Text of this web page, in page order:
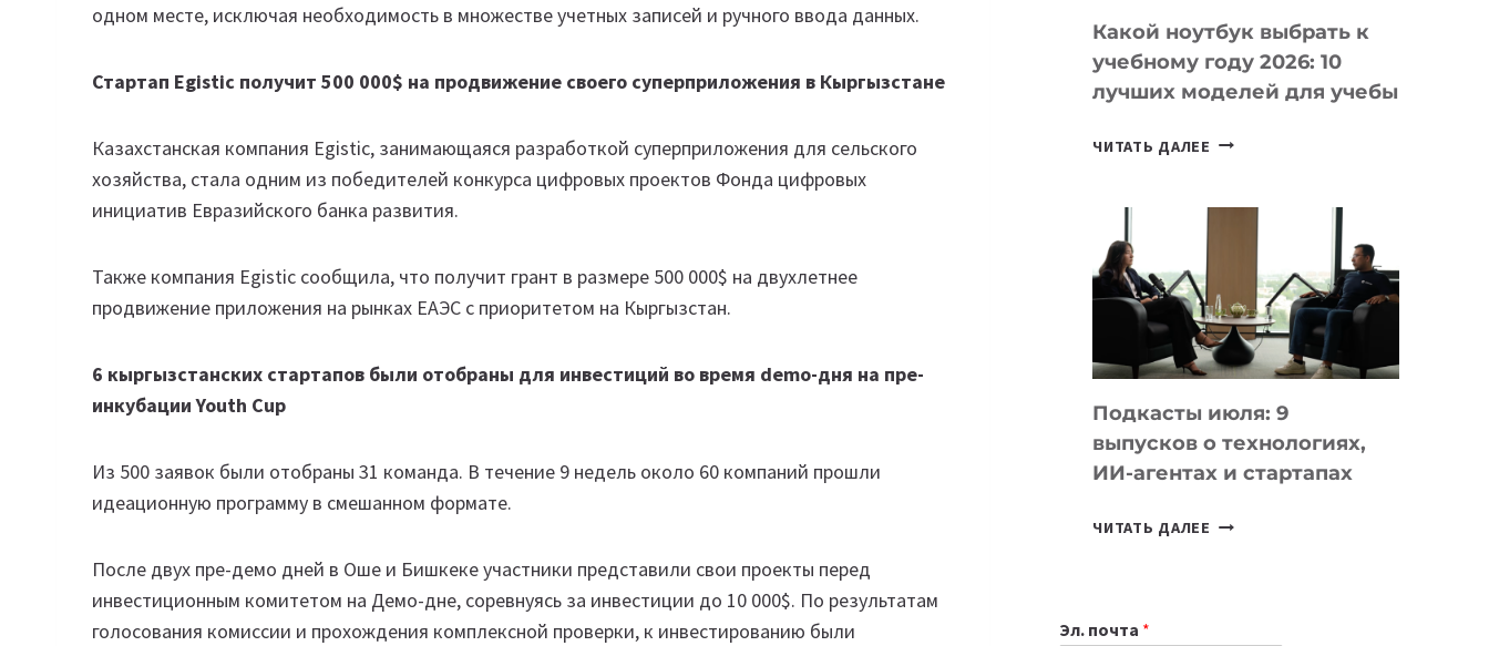
одном месте, исключая необходимость в множестве учетных записей и ручного ввода данных.
Стартап Egistic получит 500 000$ на продвижение своего суперприложения в Кыргызстане
Казахстанская компания Egistic, занимающаяся разработкой суперприложения для сельского
хозяйства, стала одним из победителей конкурса цифровых проектов Фонда цифровых
инициатив Евразийского банка развития.
Также компания Egistic сообщила, что получит грант в размере 500 000$ на двухлетнее
продвижение приложения на рынках ЕАЭС с приоритетом на Кыргызстан.
6 кыргызстанских стартапов были отобраны для инвестиций во время demo-дня на пре-
инкубации Youth Cup
Из 500 заявок были отобраны 31 команда. В течение 9 недель около 60 компаний прошли
идеационную программу в смешанном формате.
После двух пре-демо дней в Оше и Бишкеке участники представили свои проекты перед
инвестиционным комитетом на Демо-дне, соревнуясь за инвестиции до 10 000$. По результатам
голосования комиссии и прохождения комплексной проверки, к инвестированию были
КОДА
Какой ноутбук выбрать к
учебному году 2026: 10
лучших моделей для учебы
ЧИТАТЬ ДАЛЕЕ КАКОЙ
2026:
10
ЛУЧШИХ
ДЛЯ
УЧЕБЫ
Подкасты июля: 9
выпусков о технологиях,
ИИ-агентах и стартапах
ЧИТАТЬ ДАЛЕЕ ПОДКАСТЫ
Эл. почта *